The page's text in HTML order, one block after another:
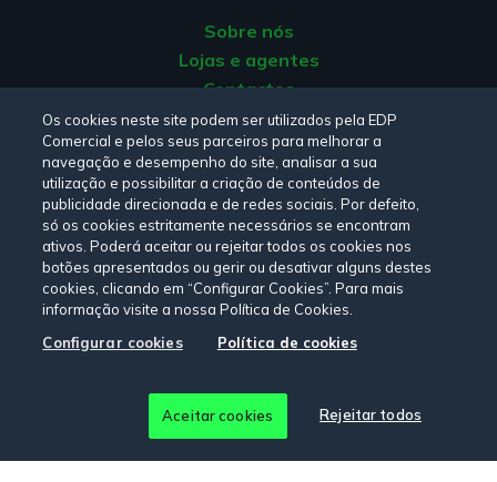
Sobre nós
Lojas e agentes
Contactos
Apoio ao cliente
Origem da energia
Livro de reclamações
Consulte a nossaPolítica de privacidade, Política de cookies
Termos e CondiçõeseDeclaração de Acessibilidade.
© Copyright 2026 - EDP Comercial. Todos os direitos
reservados
Os cookies neste site podem ser utilizados pela EDP
Comercial e pelos seus parceiros para melhorar a
navegação e desempenho do site, analisar a sua
utilização e possibilitar a criação de conteúdos de
publicidade direcionada e de redes sociais. Por defeito,
só os cookies estritamente necessários se encontram
ativos. Poderá aceitar ou rejeitar todos os cookies nos
botões apresentados ou gerir ou desativar alguns destes
cookies, clicando em “Configurar Cookies”. Para mais
informação visite a nossa Política de Cookies.
Configurar cookies
Política de cookies
Rejeitar todos
Aceitar cookies